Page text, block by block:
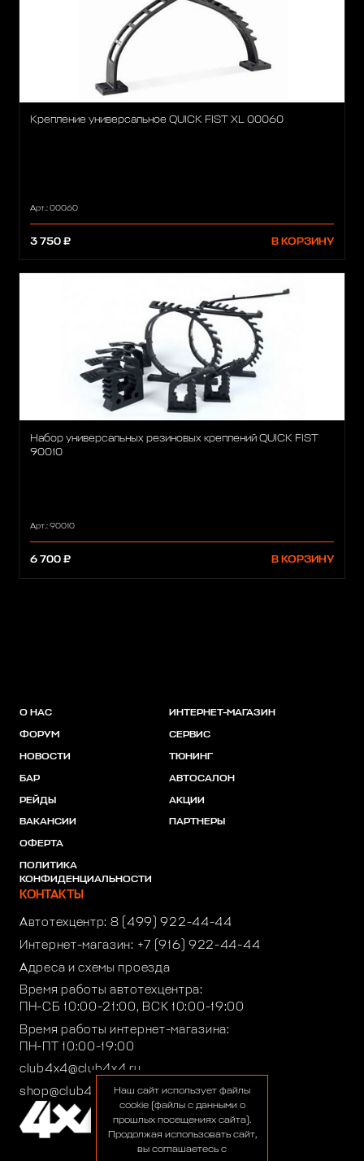
Крепление универсальное QUICK FIST XL 00060
Арт.: 00060
3 750 ₽ В КОРЗИНУ
Набор универсальных резиновых креплений QUICK FIST
90010
Арт.: 90010
6 700 ₽ В КОРЗИНУ
О НАС
ФОРУМ
НОВОСТИ
БАР
РЕЙДЫ
ВАКАНСИИ
ОФЕРТА
ПОЛИТИКА
КОНФИДЕНЦИАЛЬНОСТИ
ИНТЕРНЕТ-МАГАЗИН
СЕРВИС
ТЮНИНГ
АВТОСАЛОН
АКЦИИ
ПАРТНЕРЫ
КОНТАКТЫ
Автотехцентр: 8 (499) 922-44-44
Интернет-магазин: +7 (916) 922-44-44
Адреса и схемы проезда
Время работы автотехцентра:
ПН-СБ 10:00-21:00, ВСК 10:00-19:00
Время работы интернет-магазина:
ПН-ПТ 10:00-19:00
club4x4@club4x4.ru
shop@club4x4.ruНаш сайт использует файлы
cookie (файлы с данными о
прошлых посещениях сайта).
Продолжая использовать сайт,
вы соглашаетесь с